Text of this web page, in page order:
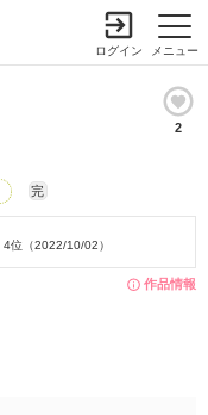
メニュー
ログイン
2
作品情報
4位（2022/10/02）
完